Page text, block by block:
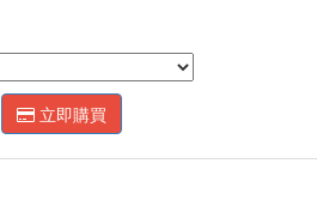
立即購買